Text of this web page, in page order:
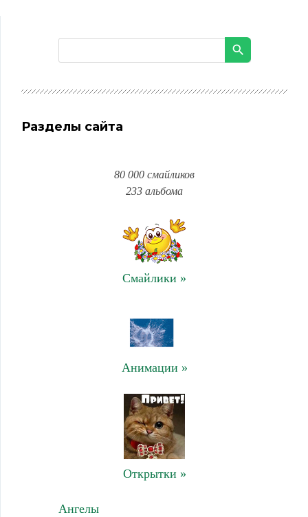
Разделы сайта
80 000 смайликов
233 альбома
Смайлики »
Анимации »
Открытки »
Ангелы